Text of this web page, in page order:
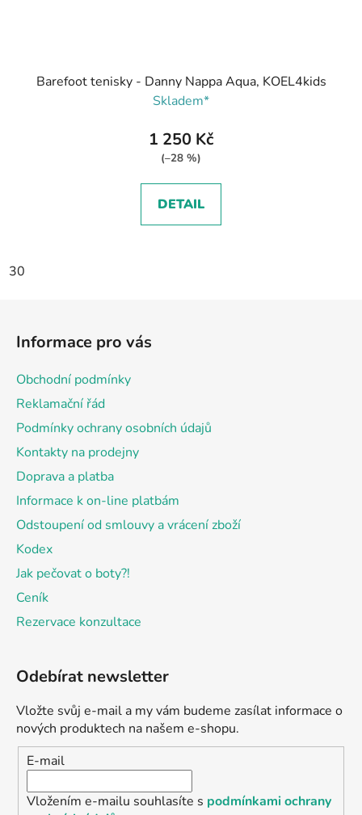
Barefoot tenisky - Danny Nappa Aqua, KOEL4kids
Skladem*
1 250 Kč
(–28 %)
DETAIL
30
Informace pro vás
Obchodní podmínky
Reklamační řád
Podmínky ochrany osobních údajů
Kontakty na prodejny
Doprava a platba
Informace k on-line platbám
Odstoupení od smlouvy a vrácení zboží
Kodex
Jak pečovat o boty?!
Ceník
Rezervace konzultace
Odebírat newsletter
Vložte svůj e-mail a my vám budeme zasílat informace o
nových produktech na našem e-shopu.
E-mail
Vložením e-mailu souhlasíte s podmínkami ochrany